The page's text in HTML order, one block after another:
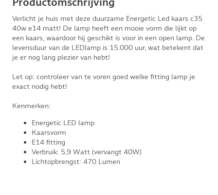
Productomschrijving
Verlicht je huis met deze duurzame Energetic Led kaars c35
40w e14 matt! De lamp heeft een mooie vorm die lijkt op
een kaars, waardoor hij geschikt is voor in een open lamp. De
levensduur van de LEDlamp is 15.000 uur, wat betekent dat
je er nog lang plezier van hebt!
Let op: controleer van te voren goed welke fitting lamp je
exact nodig hebt!
Kenmerken:
Energetic LED lamp
Kaarsvorm
E14 fitting
Verbruik: 5,9 Watt (vervangt 40W)
Lichtopbrengst: 470 Lumen